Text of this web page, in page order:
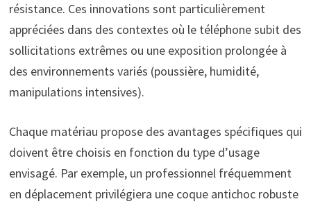
résistance. Ces innovations sont particulièrement
appréciées dans des contextes où le téléphone subit des
sollicitations extrêmes ou une exposition prolongée à
des environnements variés (poussière, humidité,
manipulations intensives).
Chaque matériau propose des avantages spécifiques qui
doivent être choisis en fonction du type d’usage
envisagé. Par exemple, un professionnel fréquemment
en déplacement privilégiera une coque antichoc robuste